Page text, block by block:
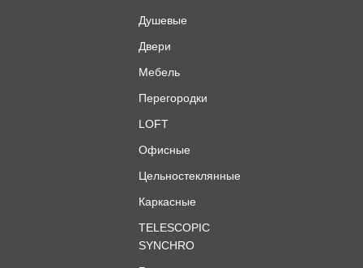
Душевые
Двери
Мебель
Перегородки
LOFT
Офисные
Цельностеклянные
Каркасные
TELESCOPIC
SYNCHRO